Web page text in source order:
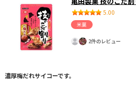
5.00
米菓
2件のレビュー
濃厚梅だれサイコーです。